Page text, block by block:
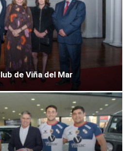
de Viña del Mar